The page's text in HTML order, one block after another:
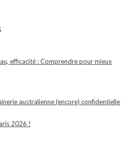
efficacité : Comprendre pour mieux
australienne (encore) confidentielle
2026 !